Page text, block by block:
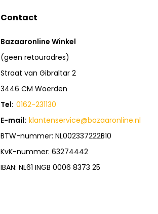
Contact
Bazaaronline Winkel
(geen retouradres)
Straat van Gibraltar 2
3446 CM Woerden
Tel: 0162-231130
E-mail: klantenservice@bazaaronline.nl
BTW-nummer: NL002337222B10
KvK-nummer: 63274442
IBAN: NL61 INGB 0006 8373 25